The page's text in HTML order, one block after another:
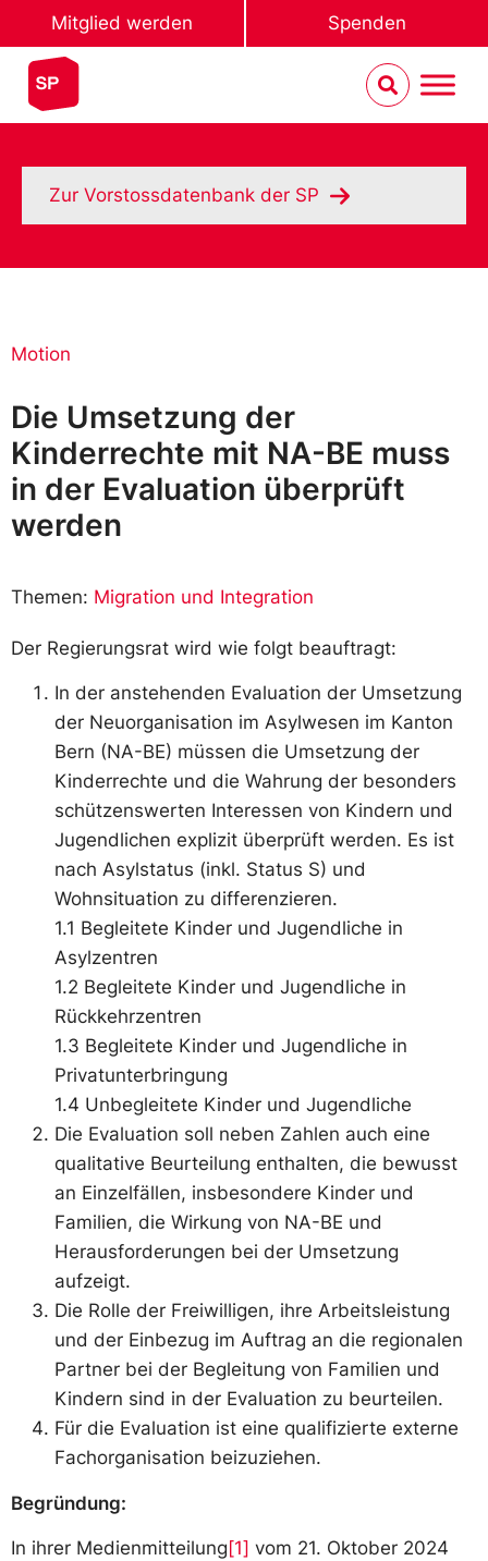
Mitglied werden Spenden
Zur Vorstossdatenbank der SP
Motion
Die Umsetzung der
Kinderrechte mit NA-BE muss
in der Evaluation überprüft
werden
Themen: Migration und Integration
Der Regierungsrat wird wie folgt beauftragt:
In der anstehenden Evaluation der Umsetzung
der Neuorganisation im Asylwesen im Kanton
Bern (NA-BE) müssen die Umsetzung der
Kinderrechte und die Wahrung der besonders
schützenswerten Interessen von Kindern und
Jugendlichen explizit überprüft werden. Es ist
nach Asylstatus (inkl. Status S) und
Wohnsituation zu differenzieren.
1.1 Begleitete Kinder und Jugendliche in
Asylzentren
1.2 Begleitete Kinder und Jugendliche in
Rückkehrzentren
1.3 Begleitete Kinder und Jugendliche in
Privatunterbringung
1.4 Unbegleitete Kinder und Jugendliche
Die Evaluation soll neben Zahlen auch eine
qualitative Beurteilung enthalten, die bewusst
an Einzelfällen, insbesondere Kinder und
Familien, die Wirkung von NA-BE und
Herausforderungen bei der Umsetzung
aufzeigt.
Die Rolle der Freiwilligen, ihre Arbeitsleistung
und der Einbezug im Auftrag an die regionalen
Partner bei der Begleitung von Familien und
Kindern sind in der Evaluation zu beurteilen.
Für die Evaluation ist eine qualifizierte externe
Fachorganisation beizuziehen.
Begründung:
In ihrer Medienmitteilung [1] vom 21. Oktober 2024